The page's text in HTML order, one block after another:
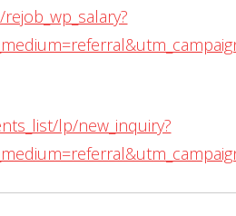
lp/new_inquiry?